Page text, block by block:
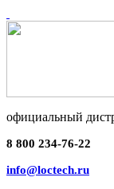
официальный
8 800 234-76-22
info@loctech.ru